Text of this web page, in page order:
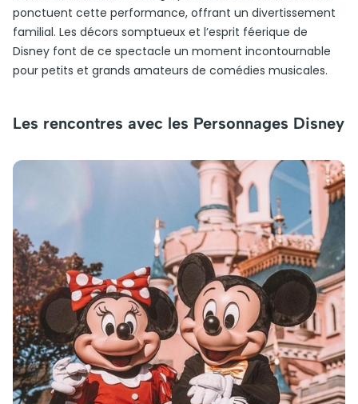
ponctuent cette performance, offrant un divertissement
familial. Les décors somptueux et l’esprit féerique de
Disney font de ce spectacle un moment incontournable
pour petits et grands amateurs de comédies musicales.
Les rencontres avec les Personnages Disney